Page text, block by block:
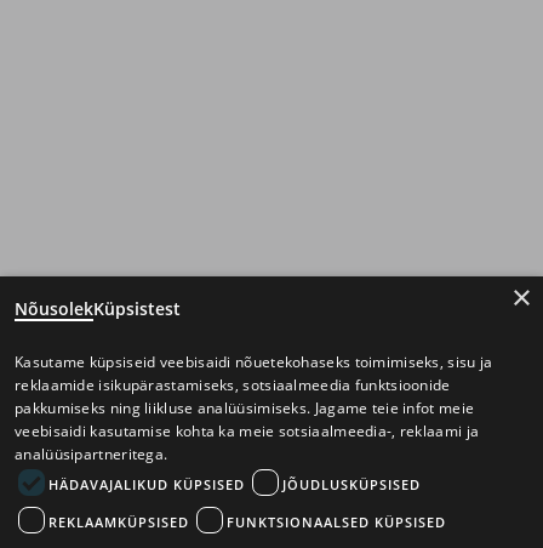
×
NõusolekKüpsistest
Kasutame küpsiseid veebisaidi nõuetekohaseks toimimiseks, sisu ja
reklaamide isikupärastamiseks, sotsiaalmeedia funktsioonide
pakkumiseks ning liikluse analüüsimiseks. Jagame teie infot meie
veebisaidi kasutamise kohta ka meie sotsiaalmeedia-, reklaami ja
analüüsipartneritega.
HÄDAVAJALIKUD KÜPSISED JÕUDLUSKÜPSISED
REKLAAMKÜPSISED FUNKTSIONAALSED KÜPSISED